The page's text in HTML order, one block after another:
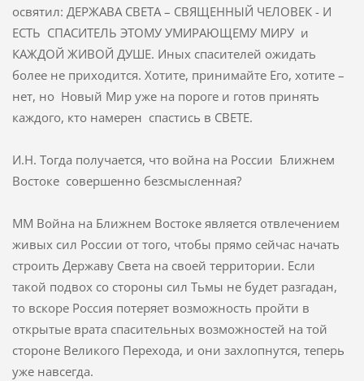
освятил: ДЕРЖАВА СВЕТА – СВЯЩЕННЫЙ ЧЕЛОВЕК - И
ЕСТЬ СПАСИТЕЛЬ ЭТОМУ УМИРАЮЩЕМУ МИРУ и
КАЖДОЙ ЖИВОЙ ДУШЕ. Иных спасителей ожидать
более не приходится. Хотите, принимайте Его, хотите –
нет, но Новый Мир уже на пороге и готов принять
каждого, кто намерен спастись в СВЕТЕ.
И.Н. Тогда получается, что война на России Ближнем
Востоке совершенно безсмысленная?
ММ Война на Ближнем Востоке является отвлечением
живых сил России от того, чтобы прямо сейчас начать
строить Державу Света на своей территории. Если
такой подвох со стороны сил Тьмы не будет разгадан,
то вскоре Россия потеряет возможность пройти в
открытые врата спасительных возможностей на той
стороне Великого Перехода, и они захлопнутся, теперь
уже навсегда.